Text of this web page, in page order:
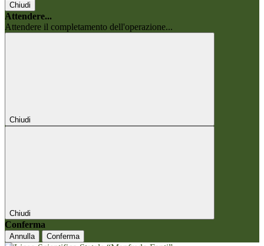
Chiudi
Attendere...
Attendere il completamento dell'operazione...
Chiudi
Chiudi
Conferma
Annulla Conferma